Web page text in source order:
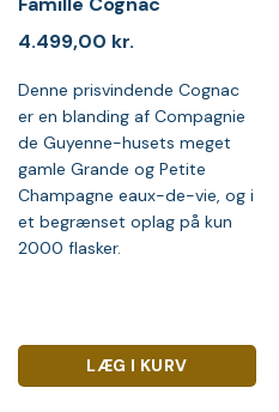
4.499,00 kr.
Denne prisvindende Cognac
er en blanding af Compagnie
de Guyenne-husets meget
gamle Grande og Petite
Champagne eaux-de-vie, og i
et begrænset oplag på kun
2000 flasker.
LÆG I KURV